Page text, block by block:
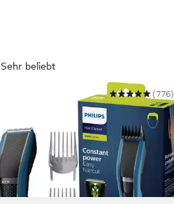
Sehr beliebt
Haarschneider Series 5000
(776)
ab 35,99 € UVP 39,99 €
-10%
in 3-5 Werktagen bei dir